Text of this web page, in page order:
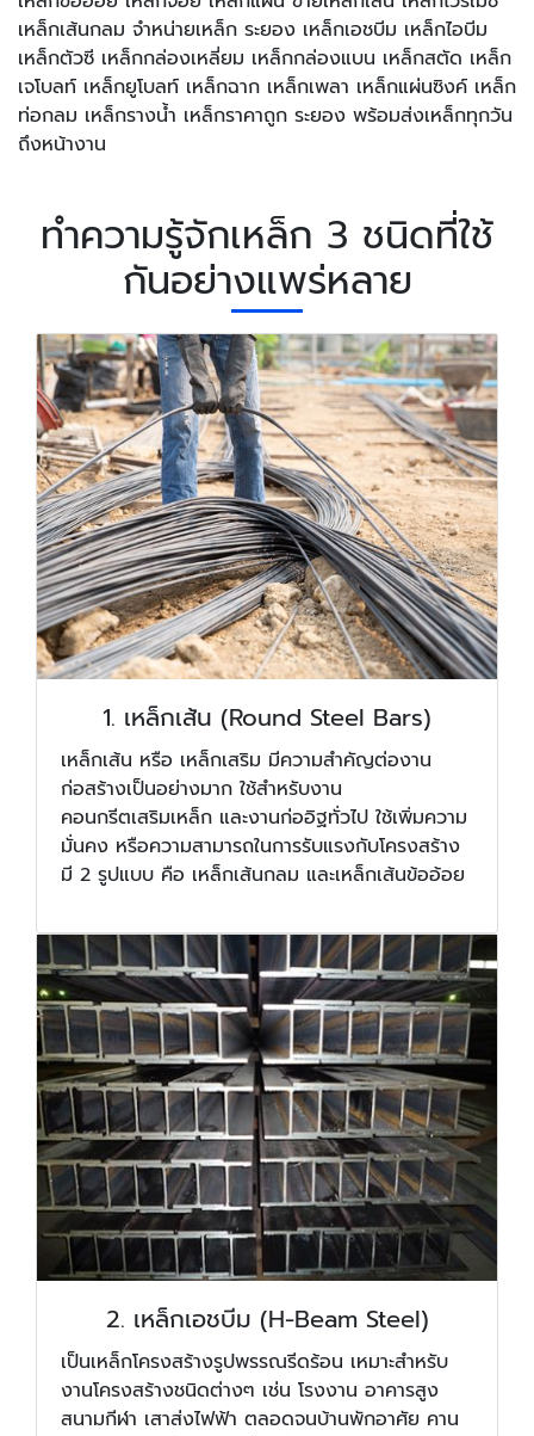
เหล็กเส้นกลม จำหน่ายเหล็ก ระยอง เหล็กเอชบีม เหล็กไอบีม
เหล็กตัวซี เหล็กกล่องเหลี่ยม เหล็กกล่องแบน เหล็กสตัด เหล็ก
เจโบลท์ เหล็กยูโบลท์ เหล็กฉาก เหล็กเพลา เหล็กแผ่นซิงค์ เหล็ก
ท่อกลม เหล็กรางน้ำ เหล็กราคาถูก ระยอง พร้อมส่งเหล็กทุกวัน
ถึงหน้างาน
ทำความรู้จักเหล็ก 3 ชนิดที่ใช้
กันอย่างแพร่หลาย
1. เหล็กเส้น (Round Steel Bars)
เหล็กเส้น หรือ เหล็กเสริม มีความสำคัญต่องาน
ก่อสร้างเป็นอย่างมาก ใช้สำหรับงาน
คอนกรีตเสริมเหล็ก และงานก่ออิฐทั่วไป ใช้เพิ่มความ
มั่นคง หรือความสามารถในการรับแรงกับโครงสร้าง
มี 2 รูปแบบ คือ เหล็กเส้นกลม และเหล็กเส้นข้ออ้อย
2. เหล็กเอชบีม (H-Beam Steel)
เป็นเหล็กโครงสร้างรูปพรรณรีดร้อน เหมาะสำหรับ
งานโครงสร้างชนิดต่างๆ เช่น โรงงาน อาคารสูง
สนามกีฬา เสาส่งไฟฟ้า ตลอดจนบ้านพักอาศัย คาน